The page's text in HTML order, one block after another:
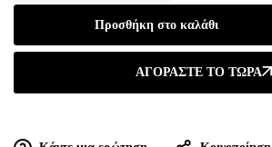
Προσθήκη στο καλάθι
ΑΓΟΡΆΣΤΕ ΤΟ ΤΏΡΑ